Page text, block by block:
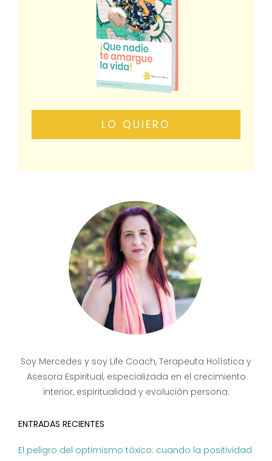
LO QUIERO
Soy Mercedes y soy Life Coach, Terapeuta Holística y
Asesora Espiritual, especializada en el crecimiento
interior, espiritualidad y evolución persona.
ENTRADAS RECIENTES
El peligro del optimismo tóxico: cuando la positividad